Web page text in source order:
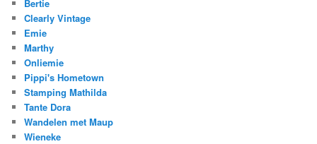
Bertie
Clearly Vintage
Emie
Marthy
Onliemie
Pippi's Hometown
Stamping Mathilda
Tante Dora
Wandelen met Maup
Wieneke